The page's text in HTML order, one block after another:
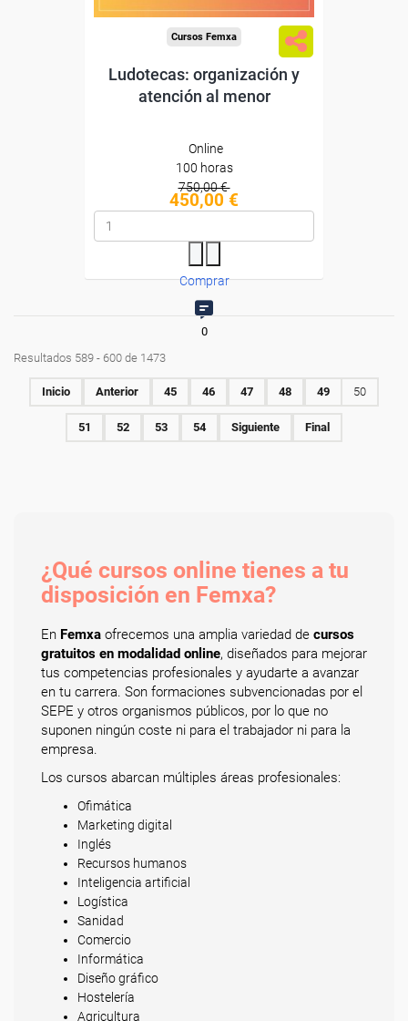
Cursos Femxa
Ludotecas: organización y
atención al menor
Online
100 horas
750,00 €
450,00 €
Comprar
0
Resultados 589 - 600 de 1473
Inicio Anterior 45 46 47 48 49 50
51 52 53 54 Siguiente Final
¿Qué cursos online tienes a tu
disposición en Femxa?
En Femxa ofrecemos una amplia variedad de cursos
gratuitos en modalidad online, diseñados para mejorar
tus competencias profesionales y ayudarte a avanzar
en tu carrera. Son formaciones subvencionadas por el
SEPE y otros organismos públicos, por lo que no
suponen ningún coste ni para el trabajador ni para la
empresa.
Los cursos abarcan múltiples áreas profesionales:
Ofimática
Marketing digital
Inglés
Recursos humanos
Inteligencia artificial
Logística
Sanidad
Comercio
Informática
Diseño gráfico
Hostelería
Agricultura